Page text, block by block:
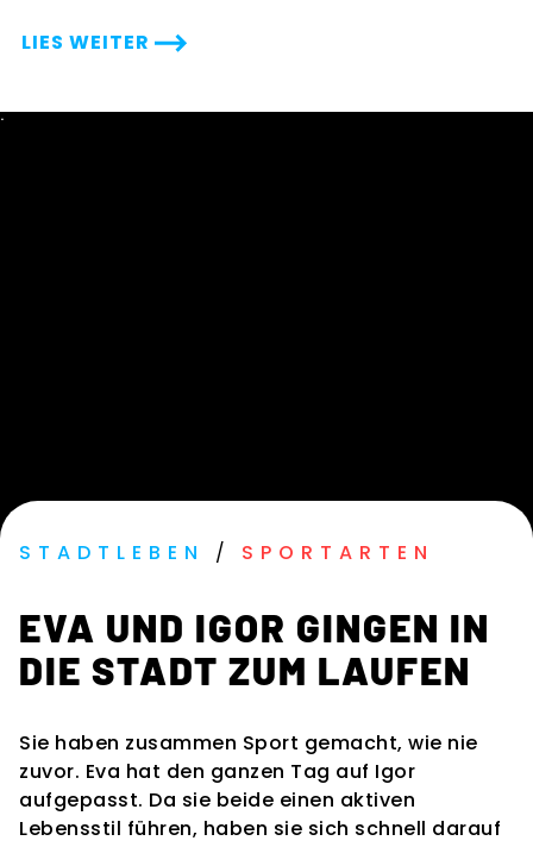
LIES WEITER
˙
STADTLEBEN / SPORTARTEN
EVA UND IGOR GINGEN IN
DIE STADT ZUM LAUFEN
Sie haben zusammen Sport gemacht, wie nie
zuvor. Eva hat den ganzen Tag auf Igor
aufgepasst. Da sie beide einen aktiven
Lebensstil führen, haben sie sich schnell darauf